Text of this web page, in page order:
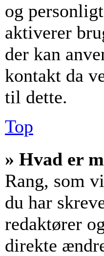
og
aktiverer
der kan
kontakt da
til dette.
Top
» Hvad er
Rang, som
du har
redaktører
direkte